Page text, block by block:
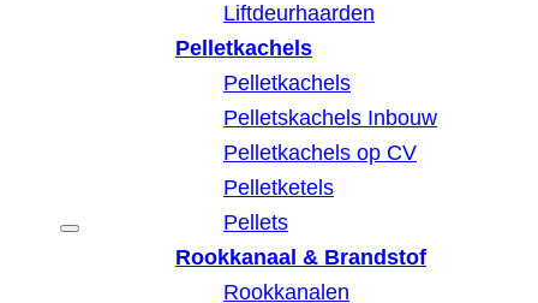
Liftdeurhaarden
Pelletkachels
Pelletkachels
Pelletskachels Inbouw
Pelletkachels op CV
Pelletketels
Pellets
Rookkanaal & Brandstof
Rookkanalen